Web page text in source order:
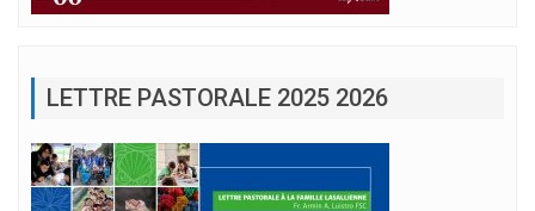
LETTRE PASTORALE 2025 2026